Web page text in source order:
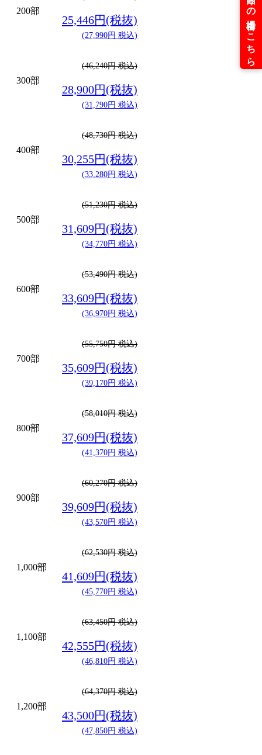
200部
25,446円(税抜)
(27,990円 税込)
300部
(46,240円 税込)
28,900円(税抜)
(31,790円 税込)
400部
(48,730円 税込)
30,255円(税抜)
(33,280円 税込)
500部
(51,230円 税込)
31,609円(税抜)
(34,770円 税込)
600部
(53,490円 税込)
33,609円(税抜)
(36,970円 税込)
700部
(55,750円 税込)
35,609円(税抜)
(39,170円 税込)
800部
(58,010円 税込)
37,609円(税抜)
(41,370円 税込)
900部
(60,270円 税込)
39,609円(税抜)
(43,570円 税込)
1,000部
(62,530円 税込)
41,609円(税抜)
(45,770円 税込)
1,100部
(63,450円 税込)
42,555円(税抜)
(46,810円 税込)
1,200部
(64,370円 税込)
43,500円(税抜)
(47,850円 税込)